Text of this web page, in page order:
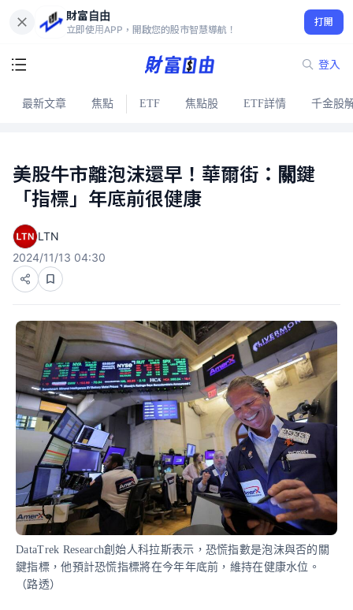
財富自由
立即使用APP，開啟您的股市智慧導航！
打開
登入
最新文章 焦點 ETF 焦點股 ETF詳情 千金股
美股牛市離泡沫還早！華爾街：關鍵
「指標」年底前很健康
LTN
2024/11/13 04:30
DataTrek Research創始人科拉斯表示，恐慌指數是泡沫與否的關
鍵指標，他預計恐慌指標將在今年年底前，維持在健康水位。
（路透）